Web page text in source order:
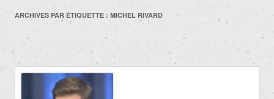
ARCHIVES PAR ÉTIQUETTE : MICHEL RIVARD